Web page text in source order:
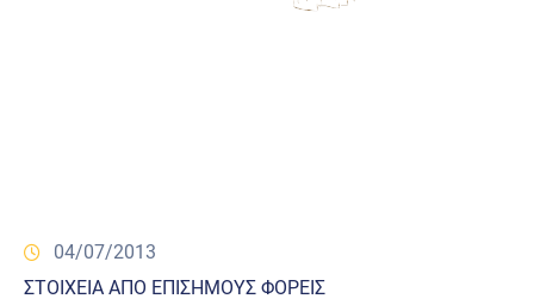
04/07/2013
ΣΤΟΙΧΕΙΑ ΑΠΟ ΕΠΙΣΗΜΟΥΣ ΦΟΡΕΙΣ